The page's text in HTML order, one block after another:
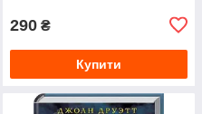
290 ₴
Купити